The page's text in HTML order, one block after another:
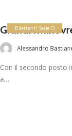
Dilettanti Serie D
Grandi
Alessandro
Con il secondo posto
a…